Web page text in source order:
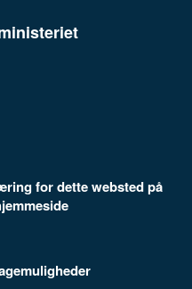
for dette websted på